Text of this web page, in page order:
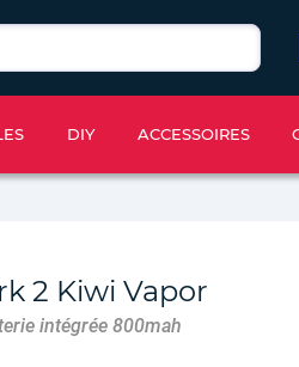
DIY ACCESSOIRES
2 Kiwi Vapor
intégrée 800mah